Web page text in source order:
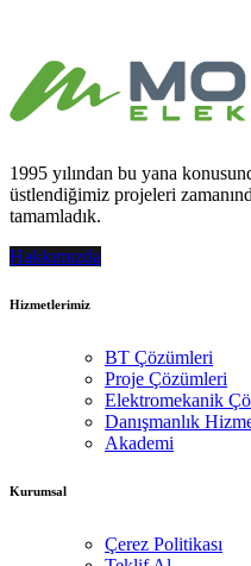
1995 yılından bu yana
üstlendiğimiz projeleri
tamamladık.
Hakkımızda
Hizmetlerimiz
BT Çözümleri
Proje Çözümleri
Elektromekanik
Danışmanlık
Akademi
Kurumsal
Çerez Politikası